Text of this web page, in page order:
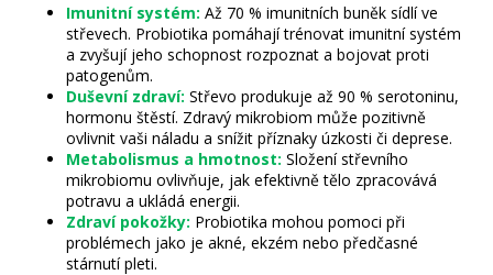
Imunitní systém: Až 70 % imunitních buněk sídlí ve
střevech. Probiotika pomáhají trénovat imunitní systém
a zvyšují jeho schopnost rozpoznat a bojovat proti
patogenům.
Duševní zdraví: Střevo produkuje až 90 % serotoninu,
hormonu štěstí. Zdravý mikrobiom může pozitivně
ovlivnit vaši náladu a snížit příznaky úzkosti či deprese.
Metabolismus a hmotnost: Složení střevního
mikrobiomu ovlivňuje, jak efektivně tělo zpracovává
potravu a ukládá energii.
Zdraví pokožky: Probiotika mohou pomoci při
problémech jako je akné, ekzém nebo předčasné
stárnutí pleti.